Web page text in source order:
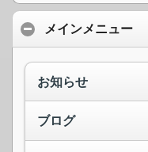
メインメニュー
お知らせ
ブログ